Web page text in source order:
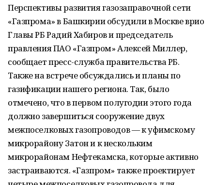
Перспективы развития газозаправочной сети
«Газпрома» в Башкирии обсудили в Москве врио
Главы РБ Радий Хабиров и председатель
правления ПАО «Газпром» Алексей Миллер,
сообщает пресс-служба правительства РБ.
Также на встрече обсуждались и планы по
газификации нашего региона. Так, было
отмечено, что в первом полугодии этого года
должно завершиться сооружение двух
межпоселковых газопроводов — к уфимскому
микрорайону Затон и к нескольким
микрорайонам Нефтекамска, которые активно
застраиваются. «Газпром» также проектирует